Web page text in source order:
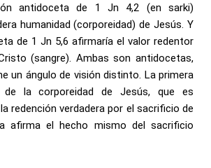
antidoceta de 1 Jn 4,2 (en sarki)
humanidad (corporeidad) de Jesús. Y
de 1 Jn 5,6 afirmaría el valor redentor
(sangre). Ambas son antidocetas,
un ángulo de visión distinto. La primera
la corporeidad de Jesús, que es
redención verdadera por el sacrificio de
afirma el hecho mismo del sacrificio